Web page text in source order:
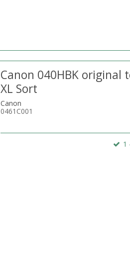
Canon 040HBK original
XL Sort
Canon
0461C001
1